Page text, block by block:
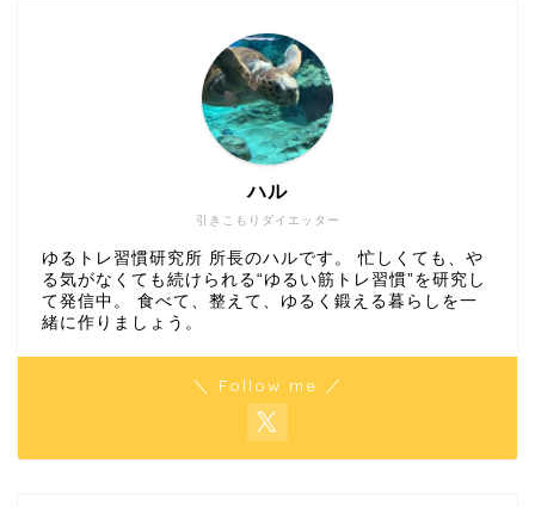
引きこもりダイエッター
ハル
ゆるトレ習慣研究所 所長のハルです。 忙しくても、や
る気がなくても続けられる“ゆるい筋トレ習慣”を研究し
て発信中。 食べて、整えて、ゆるく鍛える暮らしを一
緒に作りましょう。
＼ Follow me ／